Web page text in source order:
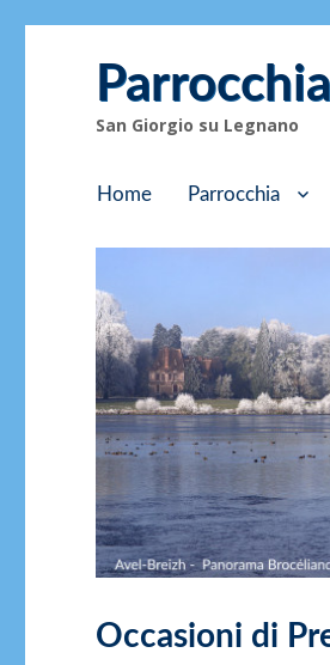
San Giorgio su Legnano
Home Parrocchia
Occasioni di